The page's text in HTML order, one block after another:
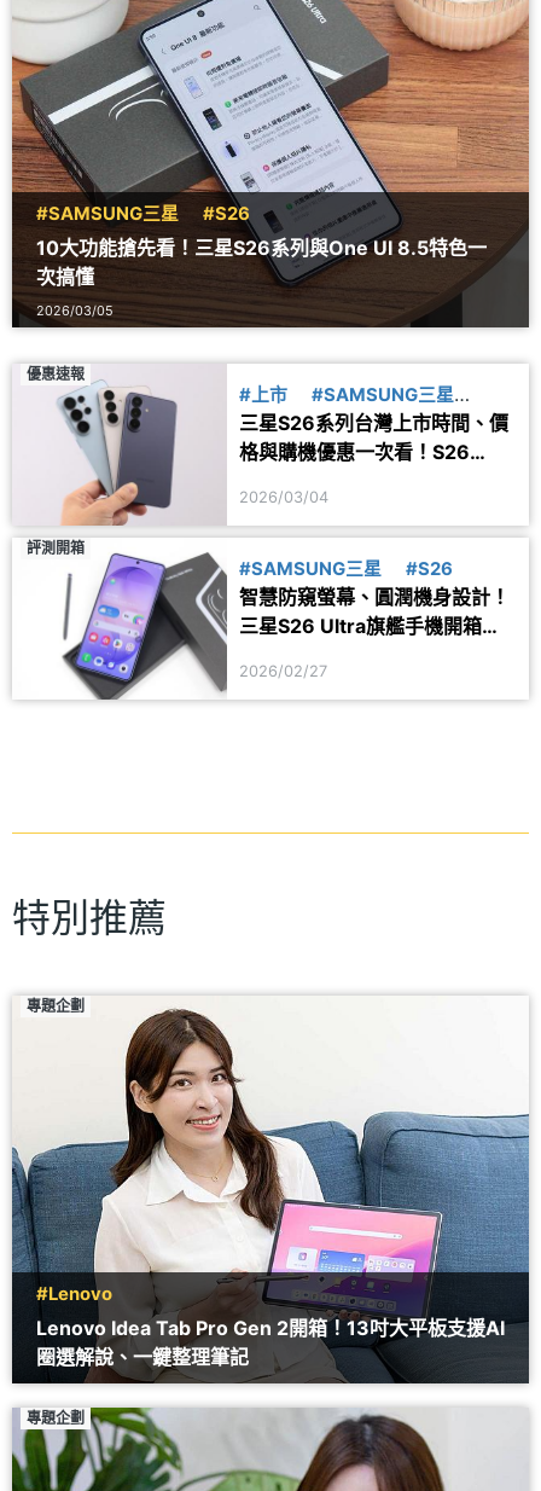
#SAMSUNG三星 #S26
10大功能搶先看！三星S26系列與One UI 8.5特色一
次搞懂
2026/03/05
優惠速報
#上市
#SAMSUNG三星
#S26
三星S26系列台灣上市時間、價
格與購機優惠一次看！S26
2026/03/04
評測開箱
#SAMSUNG三星 #S26
智慧防窺螢幕、圓潤機身設計！
三星S26 Ultra旗艦手機開箱體
2026/02/27
特別推薦
專題企劃
#Lenovo
Lenovo Idea Tab Pro Gen 2開箱！13吋大平板支援AI
圈選解說、一鍵整理筆記
專題企劃